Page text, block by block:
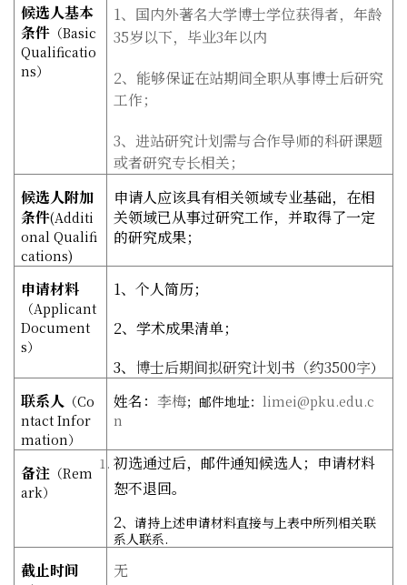
候选人基本
条件 （Basic
Qualificatio
ns）
1、国内外著名大学博士学位获得者，年龄
35岁以下，毕业3年以内
2、能够保证在站期间全职从事博士后研究
工作；
3、进站研究计划需与合作导师的科研课题
或者研究专长相关；
候选人附加
条件(Additi
onal Qualifi
cations)
申请人应该具有相关领域专业基础， 在相
关领域已从事过研究工作，并取得了一定
的研究成果；
申请材料
（Applicant
Document
s）
1、个人简历；
2、学术成果清单；
3、 博士后期间拟研究计划书（约3500字）
联系人 （Co
ntact Infor
mation）
姓名： 李梅；邮件地址：limei@pku.edu.c
n
备注 （Rem
ark）
初选通过后，邮件通知候选人；申请材料
恕不退回。
2、请持上述申请材料直接与上表中所列相关联
系人联系.
截止时间 无